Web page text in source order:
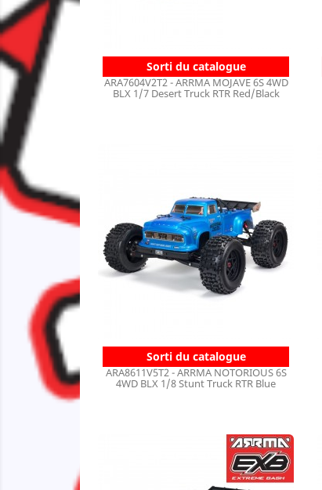
Sorti du catalogue
ARA7604V2T2 - ARRMA MOJAVE 6S 4WD
BLX 1/7 Desert Truck RTR Red/Black
Sorti du catalogue
ARA8611V5T2 - ARRMA NOTORIOUS 6S
4WD BLX 1/8 Stunt Truck RTR Blue